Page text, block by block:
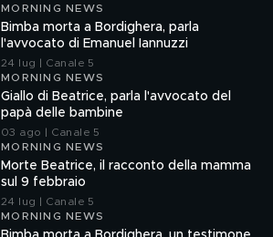
MORNING NEWS
Bimba morta a Bordighera, parla
l'avvocato di Emanuel Iannuzzi
24 lug | Canale 5
MORNING NEWS
Giallo di Beatrice, parla l'avvocato del
papà delle bambine
03 ago | Canale 5
MORNING NEWS
Morte Beatrice, il racconto della mamma
sul 9 febbraio
24 lug | Canale 5
MORNING NEWS